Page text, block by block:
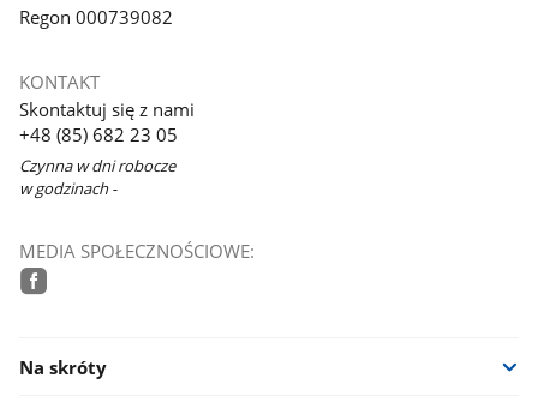
Regon 000739082
KONTAKT
Skontaktuj się z nami
+48 (85) 682 23 05
Czynna w dni robocze
w godzinach -
MEDIA SPOŁECZNOŚCIOWE:
Na skróty